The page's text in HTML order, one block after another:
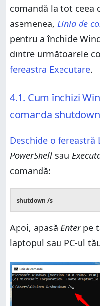
comandă la tot ceea
asemenea, Linia de
pentru a închide
dintre următoarele
fereastra Executare.
4.1. Cum închizi
comanda shutdown
Deschide o fereastră
PowerShell sau
comandă:
shutdown /s
Apoi, apasă Enter pe
laptopul sau PC-ul